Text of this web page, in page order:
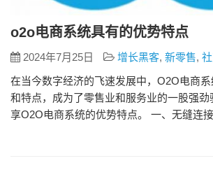
o2o电商系统具有的优势特点
2024年7月25日 增长黑客, 新零售,
在当今数字经济的飞速发展中，O2O电商
和特点，成为了零售业和服务业的一股强
享O2O电商系统的优势特点。 一、无缝连
渠道融合 O2O电商系统的核心理念在于打